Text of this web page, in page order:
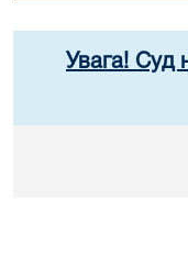
Увага! Суд